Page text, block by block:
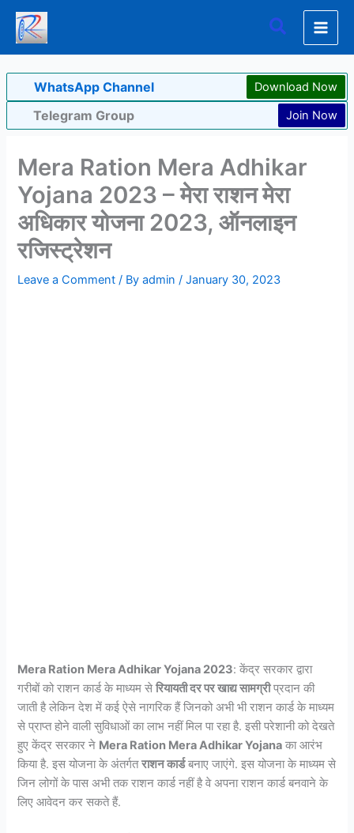
Skip
content
Search
WhatsApp Channel Download Now
Telegram Group Join Now
Mera Ration Mera Adhikar
Yojana 2023 – मेरा राशन मेरा
अधिकार योजना 2023, ऑनलाइन
रजिस्ट्रेशन
Leave a Comment / Byadmin/January 30, 2023
Mera Ration Mera Adhikar Yojana 2023: केंद्र सरकार द्वारा
गरीबों को राशन कार्ड के माध्यम सेरियायती दर पर खाद्य सामग्रीप्रदान की
जाती है लेकिन देश में कई ऐसे नागरिक हैं जिनको अभी भी राशन कार्ड के माध्यम
से प्राप्त होने वाली सुविधाओं का लाभ नहीं मिल पा रहा है. इसी परेशानी को देखते
हुए केंद्र सरकार ने Mera Ration Mera Adhikar Yojana का आरंभ
किया है. इस योजना के अंतर्गतराशन कार्डबनाए जाएंगे. इस योजना के माध्यम से
जिन लोगों के पास अभी तक राशन कार्ड नहीं है वे अपना राशन कार्ड बनवाने के
लिए आवेदन कर सकते हैं.